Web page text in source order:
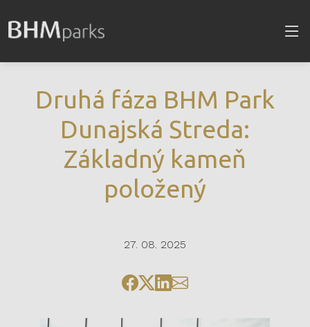
Druhá fáza BHM Park
Dunajská Streda:
Základný kameň
položený
27. 08. 2025